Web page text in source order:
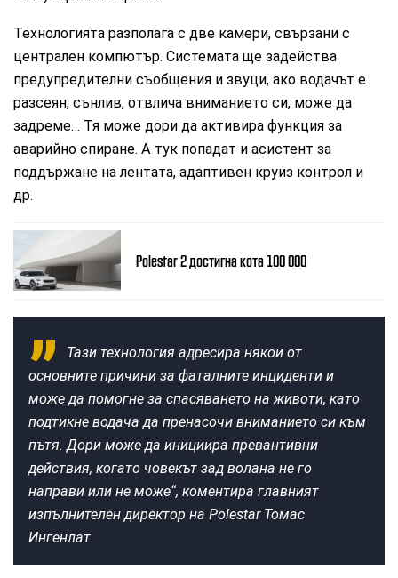
Технологията разполага с две камери, свързани с
централен компютър. Системата ще задейства
предупредителни съобщения и звуци, ако водачът е
разсеян, сънлив, отвлича вниманието си, може да
задреме… Тя може дори да активира функция за
аварийно спиране. А тук попадат и асистент за
поддържане на лентата, адаптивен круиз контрол и
др.
Polestar 2 достигна кота 100 000
Тази технология адресира някои от
основните причини за фаталните инциденти и
може да помогне за спасяването на животи, като
подтикне водача да пренасочи вниманието си към
пътя. Дори може да инициира превантивни
действия, когато човекът зад волана не го
направи или не може“, коментира главният
изпълнителен директор на Polestar Томас
Ингенлат.